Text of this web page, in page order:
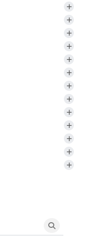
+
+
+
+
+
+
+
+
+
+
+
+
+
Search